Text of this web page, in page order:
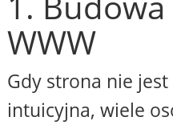
WWW
Gdy strona nie
intuicyjna, wiele